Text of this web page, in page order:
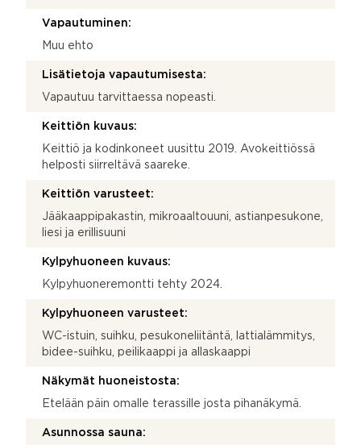
Vapautuminen:
Muu ehto
Lisätietoja vapautumisesta:
Vapautuu tarvittaessa nopeasti.
Keittiön kuvaus:
Keittiö ja kodinkoneet uusittu 2019. Avokeittiössä
helposti siirreltävä saareke.
Keittiön varusteet:
Jääkaappipakastin, mikroaaltouuni, astianpesukone,
liesi ja erillisuuni
Kylpyhuoneen kuvaus:
Kylpyhuoneremontti tehty 2024.
Kylpyhuoneen varusteet:
WC-istuin, suihku, pesukoneliitäntä, lattialämmitys,
bidee-suihku, peilikaappi ja allaskaappi
Näkymät huoneistosta:
Etelään päin omalle terassille josta pihanäkymä.
Asunnossa sauna: